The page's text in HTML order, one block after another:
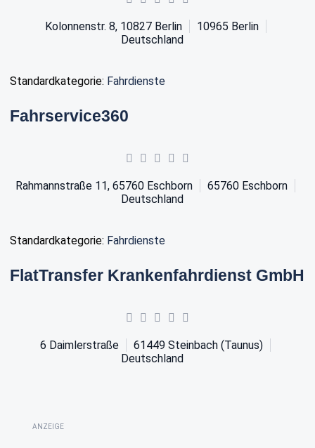
Kolonnenstr. 8, 10827 Berlin 10965 Berlin
Deutschland
Standardkategorie: Fahrdienste
Fahrservice360
Rahmannstraße 11, 65760 Eschborn 65760 Eschborn
Deutschland
Standardkategorie: Fahrdienste
FlatTransfer Krankenfahrdienst GmbH
6 Daimlerstraße 61449 Steinbach (Taunus)
Deutschland
ANZEIGE